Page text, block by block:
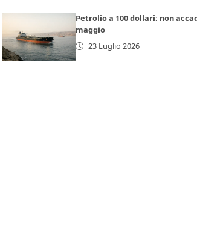
Petrolio a 100 dollari: non
maggio
23 Luglio 2026